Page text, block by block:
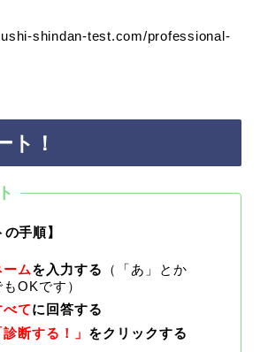
shindan-test.com/professional-
ト！
手順】
ムを入力する
（「あ」とか
もOKです）
べてに回答する
診断する！」 をクリックする